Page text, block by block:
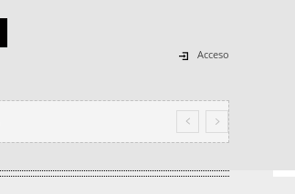
Acceso